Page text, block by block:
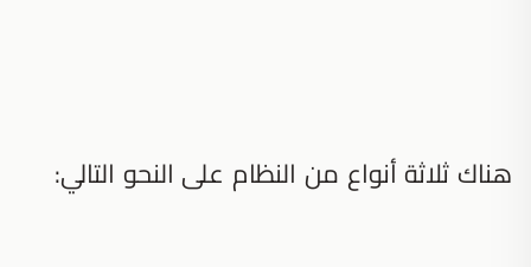
هناك ثلاثة أنواع من النظام على النحو التالي: